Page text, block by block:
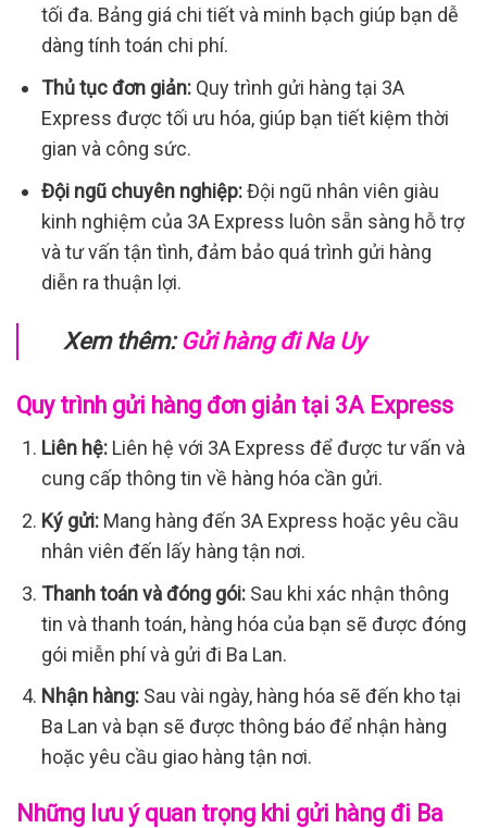
tối đa. Bảng giá chi tiết và minh bạch giúp bạn dễ
dàng tính toán chi phí.
Thủ tục đơn giản: Quy trình gửi hàng tại 3A
Express được tối ưu hóa, giúp bạn tiết kiệm thời
gian và công sức.
Đội ngũ chuyên nghiệp:Đội ngũ nhân viên giàu
kinh nghiệm của 3A Express luôn sẵn sàng hỗ trợ
và tư vấn tận tình, đảm bảo quá trình gửi hàng
diễn ra thuận lợi.
Xem thêm:Gửi hàng đi Na Uy
Quy trình gửi hàng đơn giản tại 3A Express
Liên hệ: Liên hệ với 3A Express để được tư vấn và
cung cấp thông tin về hàng hóa cần gửi.
Ký gửi: Mang hàng đến 3A Express hoặc yêu cầu
nhân viên đến lấy hàng tận nơi.
Thanh toán và đóng gói: Sau khi xác nhận thông
tin và thanh toán, hàng hóa của bạn sẽ được đóng
gói miễn phí và gửi đi Ba Lan.
Nhận hàng: Sau vài ngày, hàng hóa sẽ đến kho tại
Ba Lan và bạn sẽ được thông báo để nhận hàng
hoặc yêu cầu giao hàng tận nơi.
Những lưu ý quan trọng khi gửi hàng đi Ba